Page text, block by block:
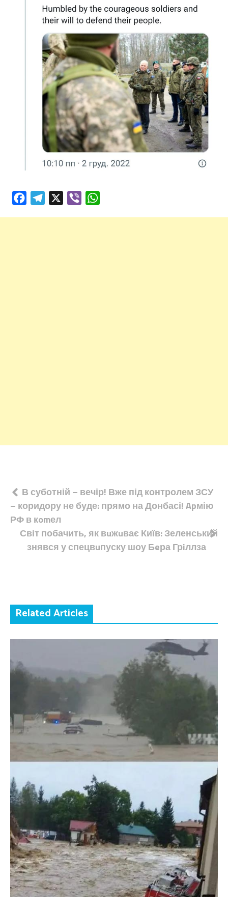
FacebookTelegram Viber
Навігація
записів
В суботній – вечір! Вже під контролем ЗСУ
– коридору не буде: прямо на Донбасі! Apмію
РФ в кomел
Світ побачить, як вuжuває Київ: Зеленський
знявся у спецвuпуску шоу Бeра Грiллза
Related Articles